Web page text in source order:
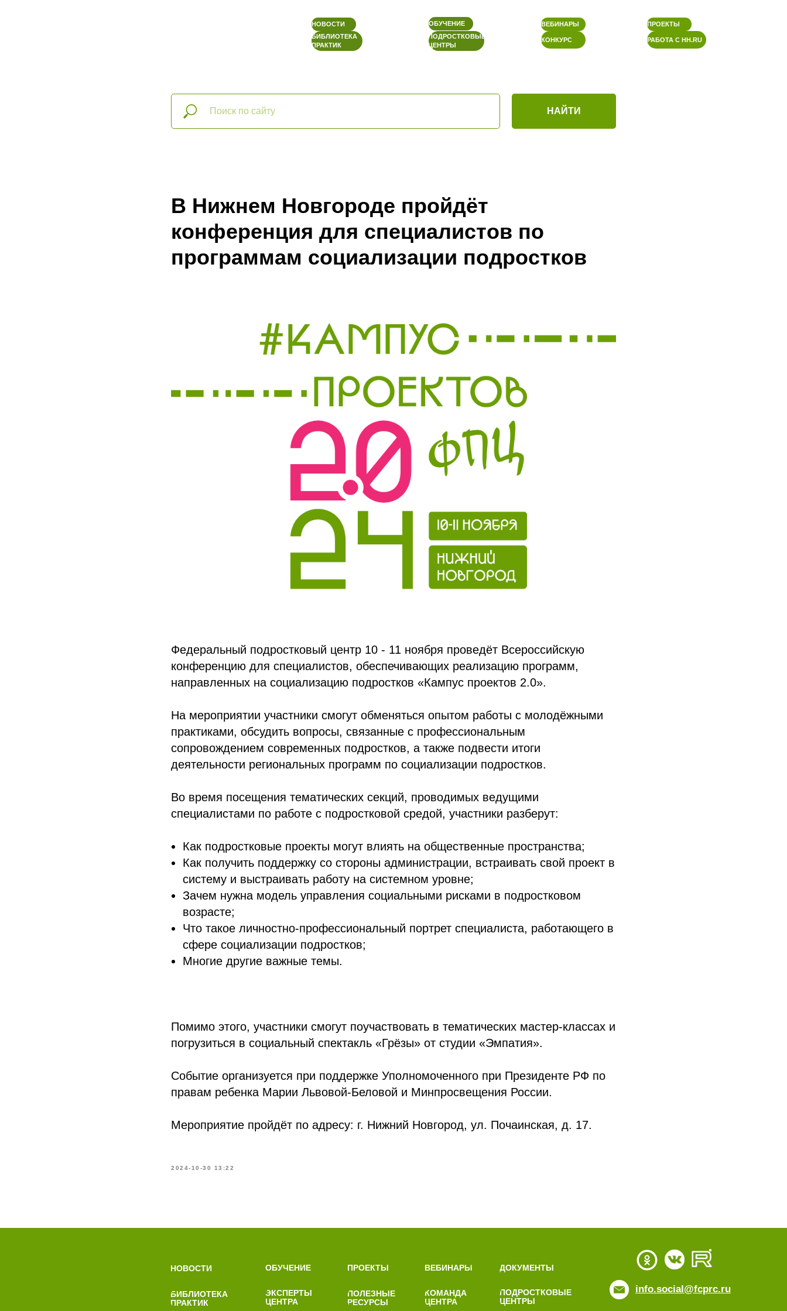
НОВОСТИ
БИБЛИОТЕКА
ПРАКТИК
ОБУЧЕНИЕ
ПОДРОСТКОВЫЕ
ЦЕНТРЫ
ПРОЕКТЫ
КОНКУРС
ВЕБИНАРЫ
РАБОТА С HH.RU
НАЙТИ
В Нижнем Новгороде пройдёт
конференция для специалистов по
программам социализации подростков
Федеральный подростковый центр 10 - 11 ноября проведёт Всероссийскую
конференцию для специалистов, обеспечивающих реализацию программ,
направленных на социализацию подростков «Кампус проектов 2.0».
На мероприятии участники смогут обменяться опытом работы с молодёжными
практиками, обсудить вопросы, связанные с профессиональным
сопровождением современных подростков, а также подвести итоги
деятельности региональных программ по социализации подростков.
Во время посещения тематических секций, проводимых ведущими
специалистами по работе с подростковой средой, участники разберут:
Как подростковые проекты могут влиять на общественные пространства;
Как получить поддержку со стороны администрации, встраивать свой проект в
систему и выстраивать работу на системном уровне;
Зачем нужна модель управления социальными рисками в подростковом
возрасте;
Что такое личностно-профессиональный портрет специалиста, работающего в
сфере социализации подростков;
Многие другие важные темы.
Помимо этого, участники смогут поучаствовать в тематических мастер-классах и
погрузиться в социальный спектакль «Грёзы» от студии «Эмпатия».
Событие организуется при поддержке Уполномоченного при Президенте РФ по
правам ребенка Марии Львовой-Беловой и Минпросвещения России.
Мероприятие пройдёт по адресу: г. Нижний Новгород, ул. Почаинская, д. 17.
2024-10-30 13:22
НОВОСТИ
ЭКСПЕРТЫ
ЦЕНТРА
ДОКУМЕНТЫ
ОБУЧЕНИЕ
ПОЛЕЗНЫЕ
РЕСУРСЫ
ВЕБИНАРЫ
ПОДРОСТКОВЫЕ
ЦЕНТРЫ
БИБЛИОТЕКА
ПРАКТИК
ПРОЕКТЫ
КОМАНДА
ЦЕНТРА
info.social@fcprc.ru